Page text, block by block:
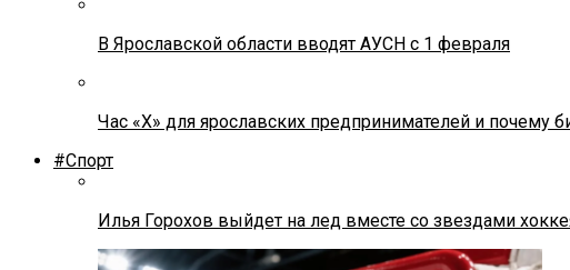
В Ярославской области вводят АУСН с 1 февраля
Час «Х» для ярославских предпринимателей и почему
#Спорт
Илья Горохов выйдет на лед вместе со звездами